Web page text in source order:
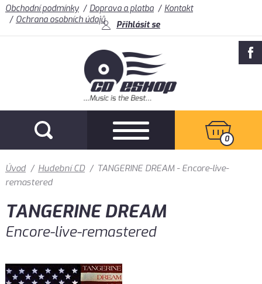
Obchodní podmínky Doprava a platba
Kontakt
Ochrana osobních údajů
Přihlásit se
0
Úvod / Hudební CD / TANGERINE DREAM - Encore-live-
remastered
TANGERINE DREAM
Encore-live-remastered